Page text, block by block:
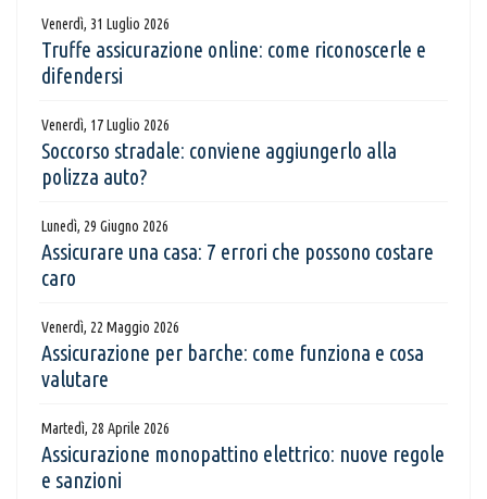
Venerdì, 31 Luglio 2026
Truffe assicurazione online: come riconoscerle e
difendersi
Venerdì, 17 Luglio 2026
Soccorso stradale: conviene aggiungerlo alla
polizza auto?
Lunedì, 29 Giugno 2026
Assicurare una casa: 7 errori che possono costare
caro
Venerdì, 22 Maggio 2026
Assicurazione per barche: come funziona e cosa
valutare
Martedì, 28 Aprile 2026
Assicurazione monopattino elettrico: nuove regole
e sanzioni